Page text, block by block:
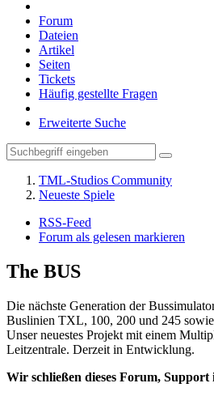
Forum
Dateien
Artikel
Seiten
Tickets
Häufig gestellte Fragen
Erweiterte Suche
TML-Studios Community
Neueste Spiele
RSS-Feed
Forum als gelesen markieren
The BUS
Die nächste Generation der
Buslinien TXL, 100, 200 und 245
Unser neuestes Projekt mit einem
Leitzentrale. Derzeit in Entwicklung.
Wir schließen dieses Forum,